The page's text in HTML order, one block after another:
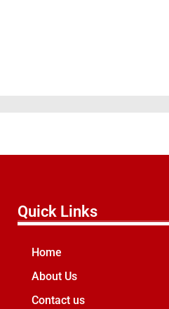
Quick Links
Home
About Us
Contact us